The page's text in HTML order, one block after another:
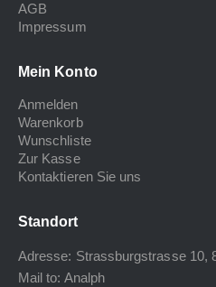
AGB
Impressum
Mein Konto
Anmelden
Warenkorb
Wunschliste
Zur Kasse
Kontaktieren Sie uns
Standort
Adresse: Strassburgstrasse 10,
Mail to: Analph